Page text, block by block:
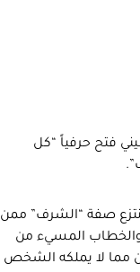
فتح حرفياً “كل
صفة “الشرف” ممن
والخطاب المسيء من
مما لا يملكه الشخص